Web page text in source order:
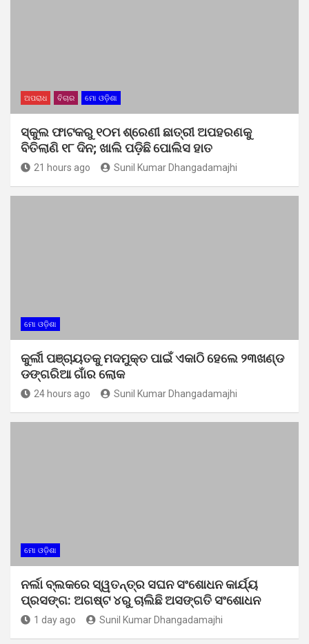
ଅପରାଧ ବିଚାର ମୋ ଓଡ଼ିଶା
ସ୍କୁଲ ଫାଟକରୁ ୧୦ମ ଶ୍ରେଣୀ ଛାତ୍ରୀ ଅପହରଣକୁ
ବିତିଲାଣି ୧୮ ଦିନ; ଖାଲି ପଡ଼ିଛି ପୋଲିସ ହାତ
21 hours ago Sunil Kumar Dhangadamajhi
ମୋ ଓଡ଼ିଶା
କୁର୍ଲୀ ପଞ୍ଚାୟତକୁ ମଦମୁକ୍ତ ପାଇଁ ଏକାଠି ହେଲେ ୨୩ଖଣ୍ଡ
ଡଙ୍ଗରିଆ ଗାଁର ଲୋକ
24 hours ago Sunil Kumar Dhangadamajhi
ମୋ ଓଡ଼ିଶା
ନର୍ଲା ବ୍ଲକରେ ସ୍ୱତନ୍ତ୍ର ସଘନ ସଂଶୋଧନ କାର୍ଯ୍ୟ
ପ୍ରସଙ୍ଗ: ଅଗଷ୍ଟ ୪ରୁ ଚାଲିଛି ଅସଙ୍ଗତି ସଂଶୋଧନ
1 day ago Sunil Kumar Dhangadamajhi